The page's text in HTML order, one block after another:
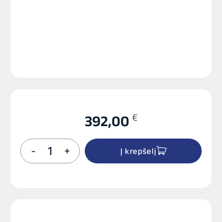
392,00 €
-
produkto
kiekis:
G-
+ Į krepšelį